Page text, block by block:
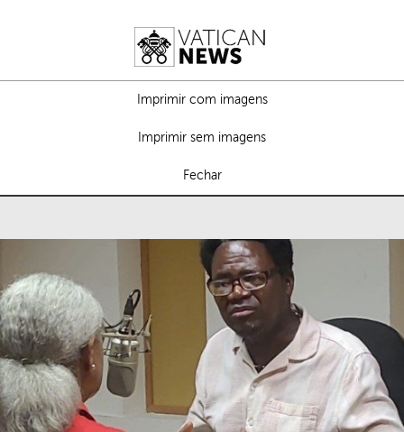
Imprimir com imagens
Imprimir sem imagens
Fechar